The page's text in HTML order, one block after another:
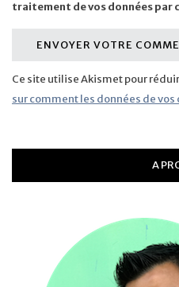
traitement de vos données par
Ce site utilise Akismet pour
sur comment les données de
A